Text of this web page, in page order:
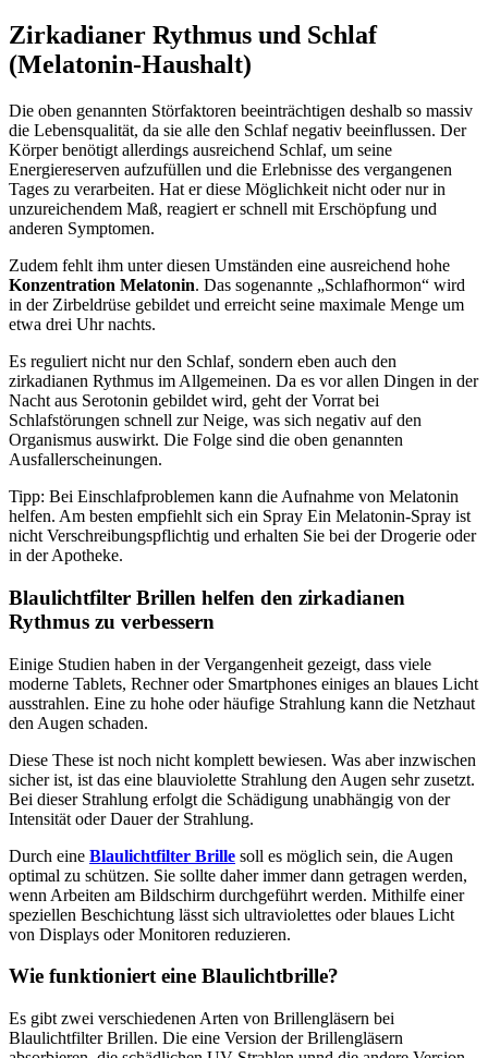
Zirkadianer Rythmus und Schlaf
(Melatonin-Haushalt)
Die oben genannten Störfaktoren beeinträchtigen deshalb so massiv
die Lebensqualität, da sie alle den Schlaf negativ beeinflussen. Der
Körper benötigt allerdings ausreichend Schlaf, um seine
Energiereserven aufzufüllen und die Erlebnisse des vergangenen
Tages zu verarbeiten. Hat er diese Möglichkeit nicht oder nur in
unzureichendem Maß, reagiert er schnell mit Erschöpfung und
anderen Symptomen.
Zudem fehlt ihm unter diesen Umständen eine ausreichend hohe
Konzentration Melatonin. Das sogenannte „Schlafhormon“ wird
in der Zirbeldrüse gebildet und erreicht seine maximale Menge um
etwa drei Uhr nachts.
Es reguliert nicht nur den Schlaf, sondern eben auch den
zirkadianen Rythmus im Allgemeinen. Da es vor allen Dingen in der
Nacht aus Serotonin gebildet wird, geht der Vorrat bei
Schlafstörungen schnell zur Neige, was sich negativ auf den
Organismus auswirkt. Die Folge sind die oben genannten
Ausfallerscheinungen.
Tipp: Bei Einschlafproblemen kann die Aufnahme von Melatonin
helfen. Am besten empfiehlt sich ein Spray Ein Melatonin-Spray ist
nicht Verschreibungspflichtig und erhalten Sie bei der Drogerie oder
in der Apotheke.
Blaulichtfilter Brillen helfen den zirkadianen
Rythmus zu verbessern
Einige Studien haben in der Vergangenheit gezeigt, dass viele
moderne Tablets, Rechner oder Smartphones einiges an blaues Licht
ausstrahlen. Eine zu hohe oder häufige Strahlung kann die Netzhaut
den Augen schaden.
Diese These ist noch nicht komplett bewiesen. Was aber inzwischen
sicher ist, ist das eine blauviolette Strahlung den Augen sehr zusetzt.
Bei dieser Strahlung erfolgt die Schädigung unabhängig von der
Intensität oder Dauer der Strahlung.
Durch eine Blaulichtfilter Brille soll es möglich sein, die Augen
optimal zu schützen. Sie sollte daher immer dann getragen werden,
wenn Arbeiten am Bildschirm durchgeführt werden. Mithilfe einer
speziellen Beschichtung lässt sich ultraviolettes oder blaues Licht
von Displays oder Monitoren reduzieren.
Wie funktioniert eine Blaulichtbrille?
Es gibt zwei verschiedenen Arten von Brillengläsern bei
Blaulichtfilter Brillen. Die eine Version der Brillengläsern